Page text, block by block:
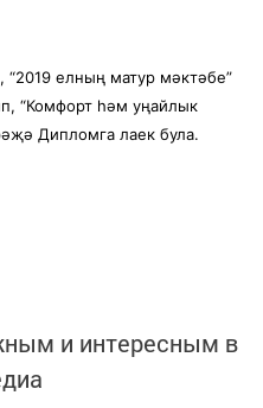
елның матур мәктәбе”
“Комфорт һәм уңайлык
Дипломга лаек була.
и интересным в